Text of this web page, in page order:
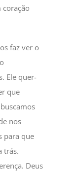
faz ver o
Ele quer-
que
nos
para que
trás.
Deus